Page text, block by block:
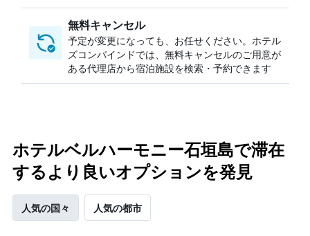
無料キャンセル
予定が変更になっても、お任せください。ホテル
ズコンバインドでは、無料キャンセルのご用意が
ある代理店から宿泊施設を検索・予約できます
ホテルベルハーモニー石垣島で滞在
するより良いオプションを発見
人気の国々 人気の都市